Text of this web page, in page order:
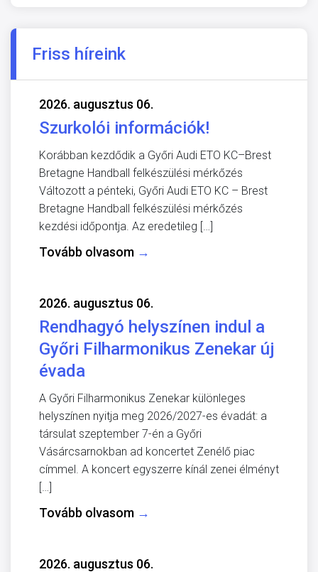
Friss híreink
2026. augusztus 06.
Szurkolói információk!
Korábban kezdődik a Győri Audi ETO KC–Brest
Bretagne Handball felkészülési mérkőzés
Változott a pénteki, Győri Audi ETO KC – Brest
Bretagne Handball felkészülési mérkőzés
kezdési időpontja. Az eredetileg […]
Tovább olvasom →
2026. augusztus 06.
Rendhagyó helyszínen indul a
Győri Filharmonikus Zenekar új
évada
A Győri Filharmonikus Zenekar különleges
helyszínen nyitja meg 2026/2027-es évadát: a
társulat szeptember 7-én a Győri
Vásárcsarnokban ad koncertet Zenélő piac
címmel. A koncert egyszerre kínál zenei élményt
[…]
Tovább olvasom →
2026. augusztus 06.